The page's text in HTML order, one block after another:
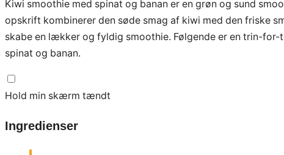
Kiwi smoothie med spinat og banan er en grøn og sund
opskrift kombinerer den søde smag af kiwi med den friske
skabe en lækker og fyldig smoothie. Følgende er en trin-
spinat og banan.
Hold min skærm tændt
Ingredienser